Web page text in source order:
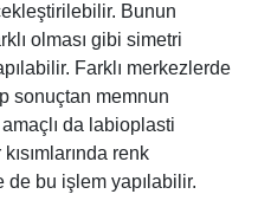
Bunun
olması gibi simetri
Farklı merkezlerde
sonuçtan memnun
da labioplasti
renk
de bu işlem yapılabilir.